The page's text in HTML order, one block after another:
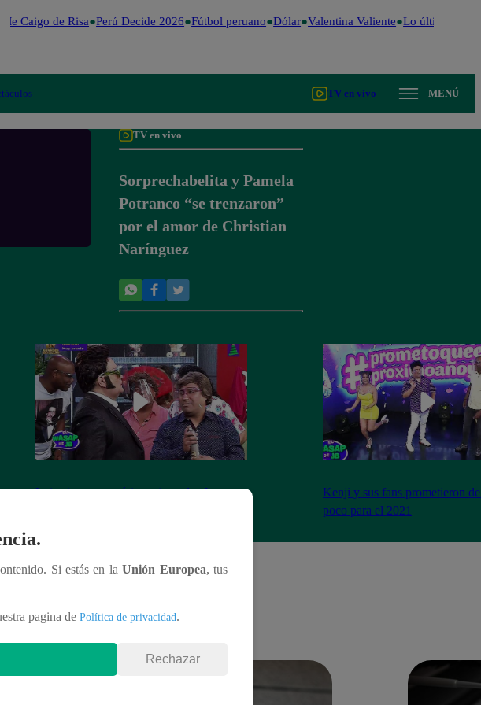
Me Caigo de Risa Perú Decide 2026 Fútbol peruano Dólar Valentina Valiente Lo último
TV en vivo MENÚ
TV en vivo
Sorprechabelita y Pamela
Potranco “se trenzaron”
por el amor de Christian
Narínguez
Luismi tuvo un pésimo cierre de año y se
Kenji y sus fans prometieron
poco para el 2021
Si estás en laUnión Europea, tus
pagina de Política de privacidad.
Rechazar